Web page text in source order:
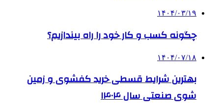
۱۴۰۴/۰۳/۱۹
چگونه کسب و کار خود را راه بیندازیم؟
۱۴۰۴/۰۷/۱۸
بهترین شرایط قسطی خرید کفشوی و زمین
شوی صنعتی سال ۱۴۰۴